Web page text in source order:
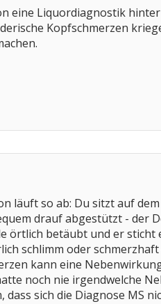
eine Liquordiagnostik
Kopfschmerzen
läuft so ab: Du sitzt auf
drauf abgestützt - der
örtlich betäubt und er sticht
schlimm oder
kann eine
noch nie irgendwelche
dass sich die Diagnose MS